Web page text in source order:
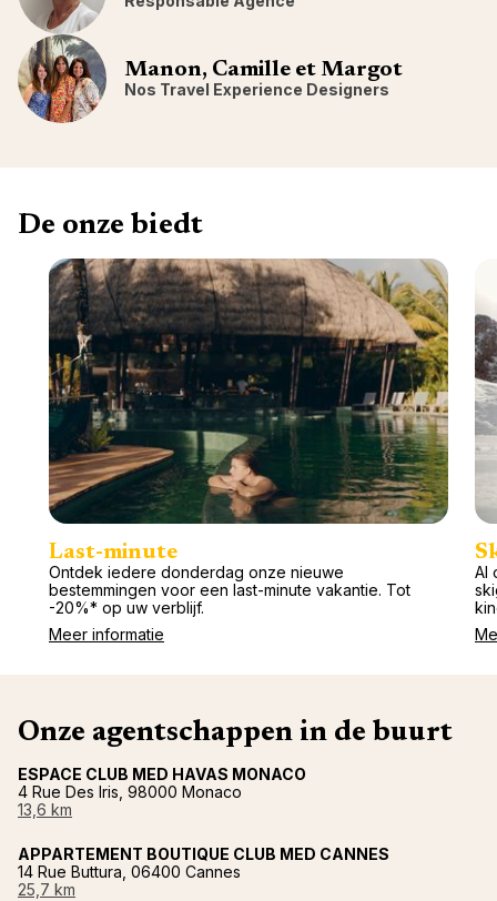
Manon, Camille et Margot
Nos Travel Experience Designers
De onze biedt
Last-minute
Ontdek iedere donderdag onze nieuwe
bestemmingen voor een last-minute vakantie. Tot
-20%* op uw verblijf.
Meer informatie
Al
Onze agentschappen in de buurt
ESPACE CLUB MED HAVAS MONACO
4 Rue Des Iris, 98000 Monaco
13,6 km
APPARTEMENT BOUTIQUE CLUB MED CANNES
14 Rue Buttura, 06400 Cannes
25,7 km